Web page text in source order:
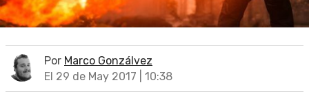
Por Marco Gonzálvez
El 29 de May 2017 | 10:38